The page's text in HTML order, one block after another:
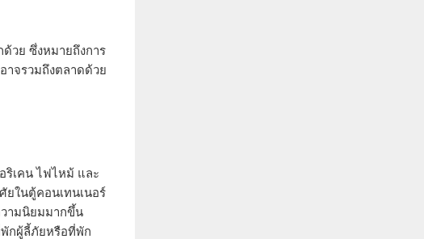
วย ซึ่งหมายถึงการ
าจรวมถึงตลาดด้วย
ริเคน ไฟไหม้ และ
ยในตู้คอนเทนเนอร์
ามนิยมมากขึ้น
พักผู้ลี้ภัยหรือที่พัก